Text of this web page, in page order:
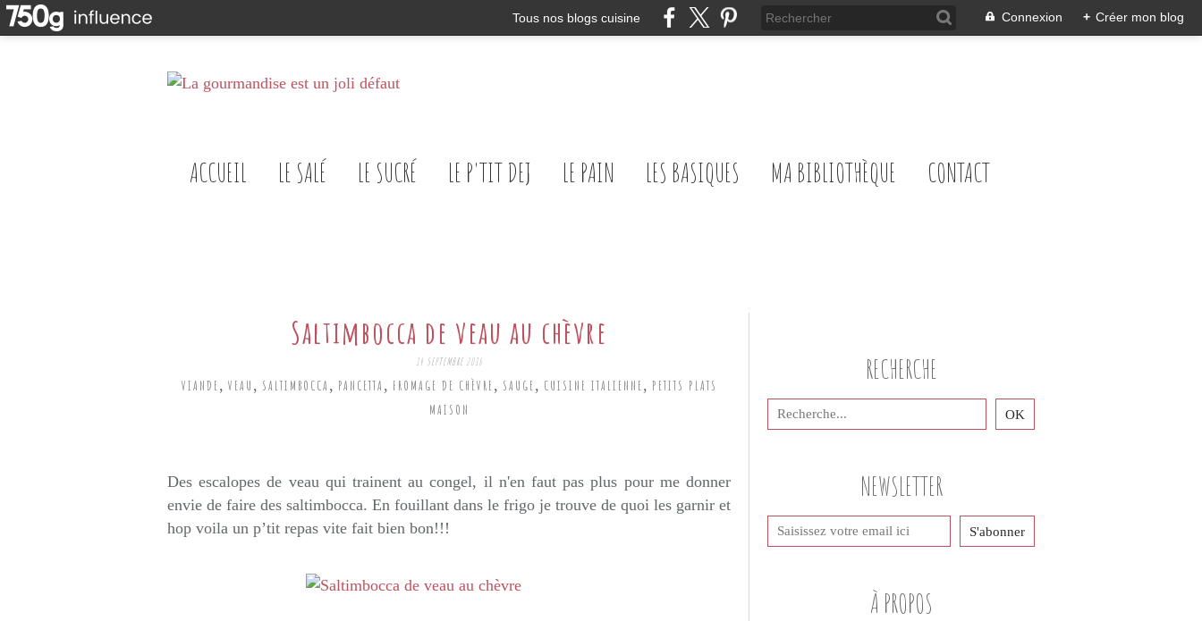
Tous nos blogs cuisine Connexion + Créer mon blog
ACCUEIL LE SALÉ LE SUCRÉ LE P'TIT DEJ LE PAIN LES BASIQUES MA BIBLIOTHÈQUE CONTACT
Saltimbocca de veau au chèvre
14 SEPTEMBRE 2016
VIANDE, VEAU , SALTIMBOCCA , PANCETTA , FROMAGE DE CHÈVRE, SAUGE, CUISINE ITALIENNE, PETITS PLATS
MAISON
Des escalopes de veau qui trainent au congel, il n'en faut pas plus pour me donner
envie de faire des saltimbocca. En fouillant dans le frigo je trouve de quoi les garnir et
hop voila un p’tit repas vite fait bien bon!!!
NEWSLETTER
RECHERCHE
À PROPOS